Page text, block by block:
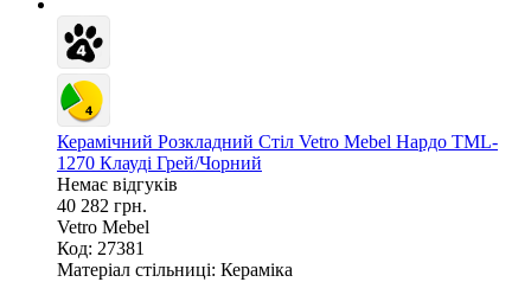
Керамічний Розкладний Стіл Vetro Mebel Нардо TML-
1270 Клауді Грей/Чорний
Немає відгуків
40 282 грн.
Vetro Mebel
Код: 27381
Матеріал стільниці: Кераміка